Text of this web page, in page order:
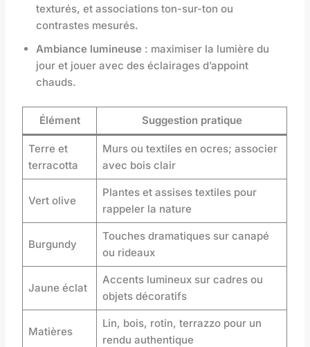
texturés, et associations ton-sur-ton ou
contrastes mesurés.
Ambiance lumineuse : maximiser la lumière du
jour et jouer avec des éclairages d’appoint
chauds.
Élément Suggestion pratique
Terre et
terracotta
Murs ou textiles en ocres; associer
avec bois clair
Vert olive
Plantes et assises textiles pour
rappeler la nature
Burgundy
Touches dramatiques sur canapé
ou rideaux
Jaune éclat
Accents lumineux sur cadres ou
objets décoratifs
Matières
Lin, bois, rotin, terrazzo pour un
rendu authentique